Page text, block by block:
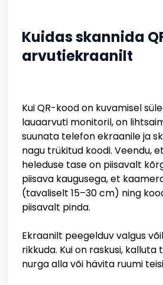
Kuidas skannida
arvutiekraanilt
Kui QR-kood on kuvamisel
lauaarvuti monitoril, on
suunata telefon ekraanile ja
nagu trükitud koodi. Veendu,
heleduse tase on piisavalt
piisava kaugusega, et
(tavaliselt 15–30 cm) ning
piisavalt pinda.
Ekraanilt peegelduv valgus
rikkuda. Kui on raskusi, kalluta
nurga alla või hävita ruumi